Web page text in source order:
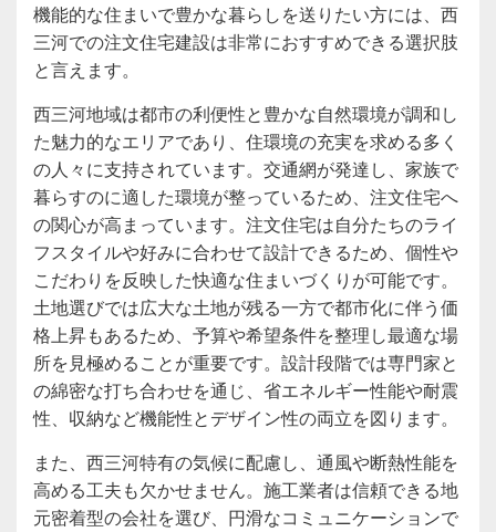
機能的な住まいで豊かな暮らしを送りたい方には、西
三河での注文住宅建設は非常におすすめできる選択肢
と言えます。
西三河地域は都市の利便性と豊かな自然環境が調和し
た魅力的なエリアであり、住環境の充実を求める多く
の人々に支持されています。交通網が発達し、家族で
暮らすのに適した環境が整っているため、注文住宅へ
の関心が高まっています。注文住宅は自分たちのライ
フスタイルや好みに合わせて設計できるため、個性や
こだわりを反映した快適な住まいづくりが可能です。
土地選びでは広大な土地が残る一方で都市化に伴う価
格上昇もあるため、予算や希望条件を整理し最適な場
所を見極めることが重要です。設計段階では専門家と
の綿密な打ち合わせを通じ、省エネルギー性能や耐震
性、収納など機能性とデザイン性の両立を図ります。
また、西三河特有の気候に配慮し、通風や断熱性能を
高める工夫も欠かせません。施工業者は信頼できる地
元密着型の会社を選び、円滑なコミュニケーションで